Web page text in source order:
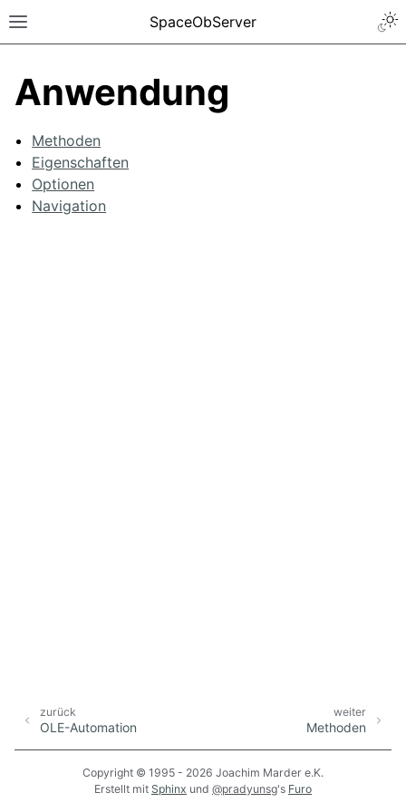
SpaceObServer
Anwendung
Methoden
Eigenschaften
Optionen
Navigation
weiter
Methoden
zurück
OLE-Automation
Copyright © 1995 - 2026 Joachim Marder e.K.
Erstellt mit Sphinx und @pradyunsg's Furo